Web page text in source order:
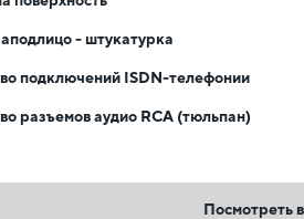
- штукатурка
подключений ISDN-телефонии
разъемов аудио RCA (тюльпан)
Посмотреть